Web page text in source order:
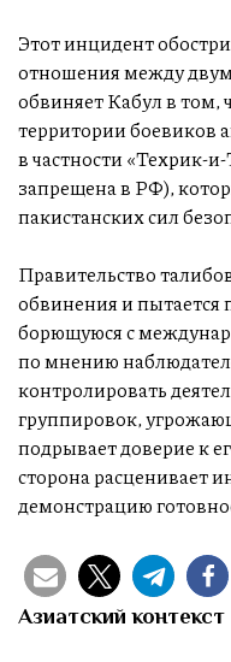
Этот инцидент
отношения между
обвиняет Кабул в том,
территории боевиков
в частности «Техрик-
запрещена в РФ),
пакистанских сил
Правительство
обвинения и пытается
борющуюся с
по мнению
контролировать
группировок,
подрывает доверие к
сторона расценивает
демонстрацию
Азиатский контекст